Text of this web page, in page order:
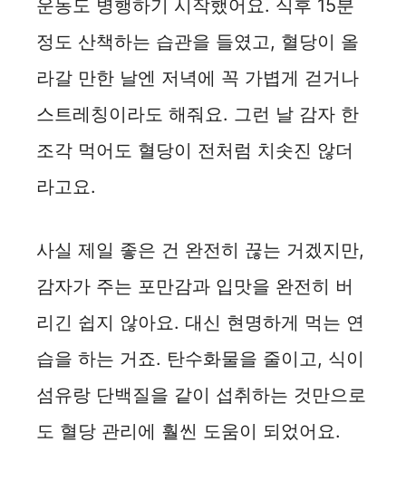
운동도 병행하기 시작했어요. 식후 15분
정도 산책하는 습관을 들였고, 혈당이 올
라갈 만한 날엔 저녁에 꼭 가볍게 걷거나
스트레칭이라도 해줘요. 그런 날 감자 한
조각 먹어도 혈당이 전처럼 치솟진 않더
라고요.
사실 제일 좋은 건 완전히 끊는 거겠지만,
감자가 주는 포만감과 입맛을 완전히 버
리긴 쉽지 않아요. 대신 현명하게 먹는 연
습을 하는 거죠. 탄수화물을 줄이고, 식이
섬유랑 단백질을 같이 섭취하는 것만으로
도 혈당 관리에 훨씬 도움이 되었어요.